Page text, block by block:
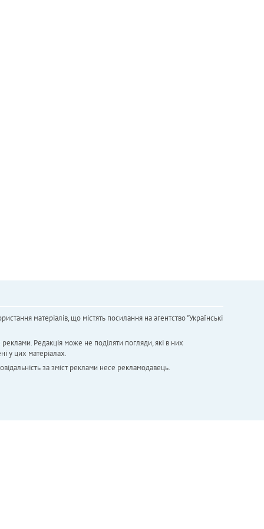
матеріалів, що містять посилання на агентство "Українськi
Редакція може не поділяти погляди, які в них
у цих матеріалах.
за зміст реклами несе рекламодавець.